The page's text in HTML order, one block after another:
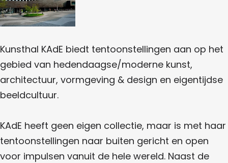
E
U
S
T
H
A
K
A
D
K
D
E
N
T
H
A
L
A
D
E
K
N
S
T
L
K
A
Kunsthal KAdE biedt tentoonstellingen aan op het
gebied van hedendaagse/moderne kunst,
architectuur, vormgeving & design en eigentijdse
beeldcultuur.
KAdE heeft geen eigen collectie, maar is met haar
tentoonstellingen naar buiten gericht en open
voor impulsen vanuit de hele wereld. Naast de